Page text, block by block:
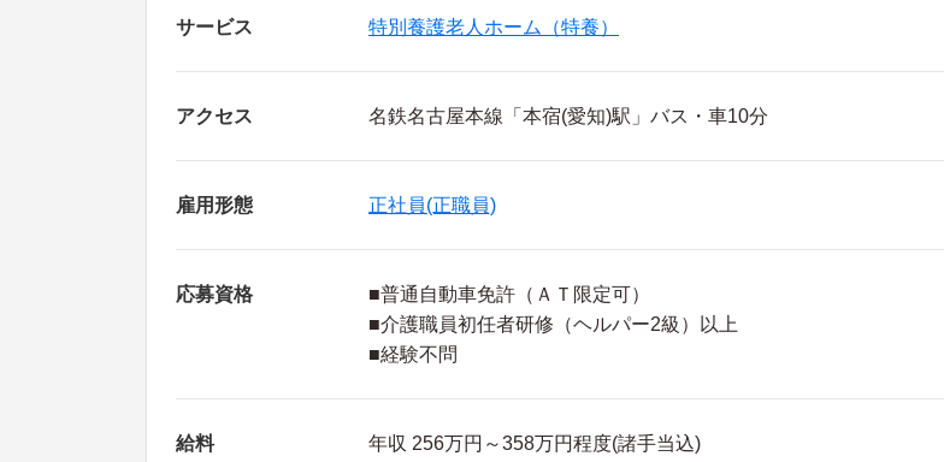
サービス 特別養護老人ホーム（特養）
アクセス 名鉄名古屋本線「本宿(愛知)駅」バス・車10分
雇用形態 正社員(正職員)
応募資格
■普通自動車免許（ＡＴ限定可）
■介護職員初任者研修（ヘルパー2級）以上
■経験不問
給料
年収 256万円～358万円程度(諸手当込)